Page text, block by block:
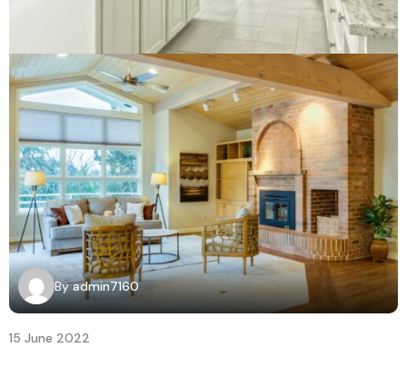
Byadmin7160
15 June 2022